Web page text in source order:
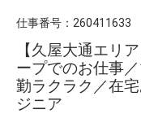
仕事番号： 260411633
【久屋大通エリ
ープでのお仕事
勤ラクラク／在
ジニア